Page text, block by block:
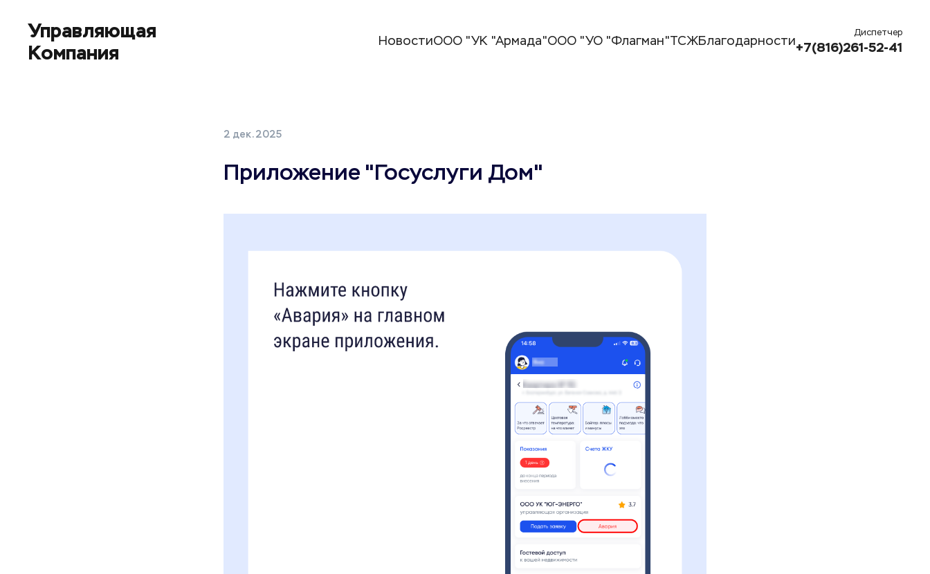
Управляющая
Компания
НовостиООО "УК "Армада"ООО "УО "Флагман"ТСЖБлагодарности
Диспетчер
+7(816)261-52-41
2 дек. 2025
Приложение "Госуслуги Дом"